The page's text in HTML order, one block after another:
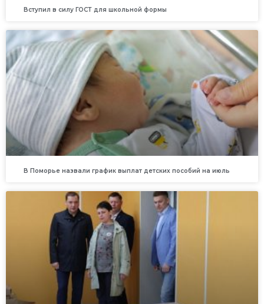
Вступил в силу ГОСТ для школьной формы
В Поморье назвали график выплат детских пособий на июль